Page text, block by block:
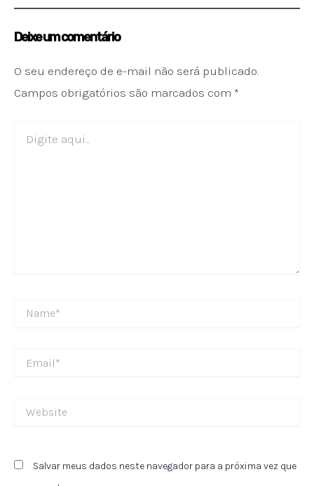
Deixe um comentário
O seu endereço de e-mail não será publicado.
Campos obrigatórios são marcados com *
aqui...
Salvar meus dados neste navegador para a próxima vez que